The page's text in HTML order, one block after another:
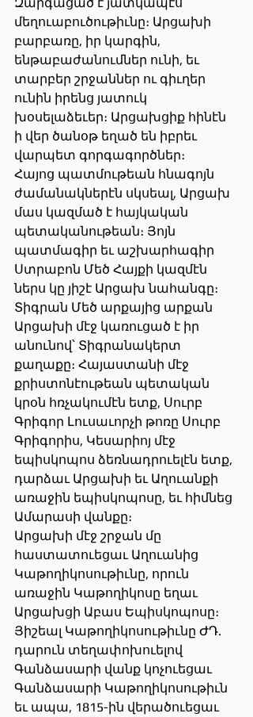
մեղուաբուծութիւնը։ Արցախի
բարբառը, իր կարգին,
ենթաբաժանումներ ունի, եւ
տարբեր շրջաններ ու գիւղեր
ունին իրենց յատուկ
խօսելաձեւեր։ Արցախցիք հինէն
ի վեր ծանօթ եղած են իբրեւ
վարպետ գորգագործներ։
Հայոց պատմութեան հնագոյն
ժամանակներէն սկսեալ, Արցախ
մաս կազմած է հայկական
պետականութեան։ Յոյն
պատմագիր եւ աշխարհագիր
Ստրաբոն Մեծ Հայքի կազմէն
ներս կը յիշէ Արցախ նահանգը։
Տիգրան Մեծ արքայից արքան
Արցախի մէջ կառուցած է իր
անունով՝ Տիգրանակերտ
քաղաքը։ Հայաստանի մէջ
քրիստոնէութեան պետական
կրօն հռչակումէն ետք, Սուրբ
Գրիգոր Լուսաւորչի թոռը Սուրբ
Գրիգորիս, Կեսարիոյ մէջ
եպիսկոպոս ձեռնադրուելէն ետք,
դարձաւ Արցախի եւ Աղուանքի
առաջին եպիսկոպոսը, եւ հիմնեց
Ամարասի վանքը։
Արցախի մէջ շրջան մը
հաստատուեցաւ Աղուանից
Կաթողիկոսութիւնը, որուն
առաջին Կաթողիկոսը եղաւ
Արցախցի Աբաս Եպիսկոպոսը։
Յիշեալ Կաթողիկոսութիւնը ԺԴ.
դարուն տեղափոխուելով
Գանձասարի վանք կոչուեցաւ
Գանձասարի Կաթողիկոսութիւն
եւ ապա, 1815-ին վերածուեցաւ